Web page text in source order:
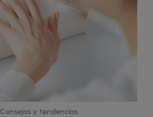
Consejos y tendencias